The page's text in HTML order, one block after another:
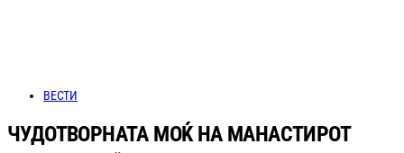
ВЕСТИ
ЧУДОТВОРНАТА МОЌ НА МАНАСТИРОТ